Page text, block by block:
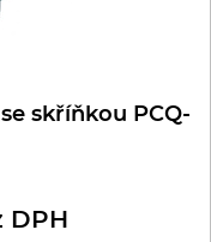
skříňkou PCQ-
DPH